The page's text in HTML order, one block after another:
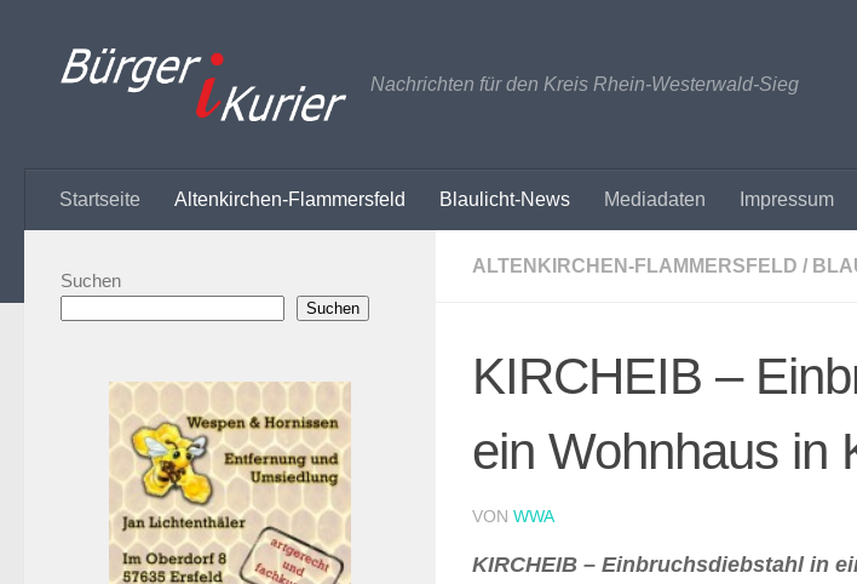
Nachrichten für den Kreis Rhein-Westerwald-Sieg
Startseite Altenkirchen-Flammersfeld Blaulicht-News Mediadaten Impressum
ALTENKIRCHEN-FLAMMERSFELD /
KIRCHEIB –
ein Wohnhaus in
VON WWA
KIRCHEIB – Einbruchsdiebstahl in
Suchen
Suchen